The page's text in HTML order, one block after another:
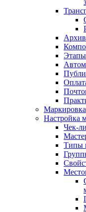
Этапы
Настройка
Чек-
Типы